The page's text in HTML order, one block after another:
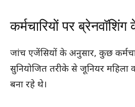
कर्मचारियों पर
जांच एजेंसियों के अनुसार, कुछ
सुनियोजित तरीके से जूनियर महिला
बना रहे थे।